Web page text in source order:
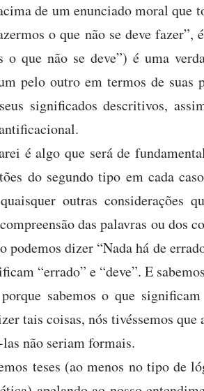
de um enunciado moral que
o que não se deve
o que não se deve”) é uma
pelo outro em termos de suas
significados descritivos,
é algo que será de
do segundo tipo em cada
outras considerações
das palavras ou dos
podemos dizer “Nada há de
“errado” e “deve”. E
sabemos o que
tais coisas, nós tivéssemos que
não seriam formais.
teses (ao menos no tipo de